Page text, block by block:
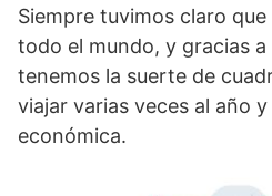
Siempre tuvimos claro
todo el mundo, y gracias
tenemos la suerte de
viajar varias veces al año
económica.